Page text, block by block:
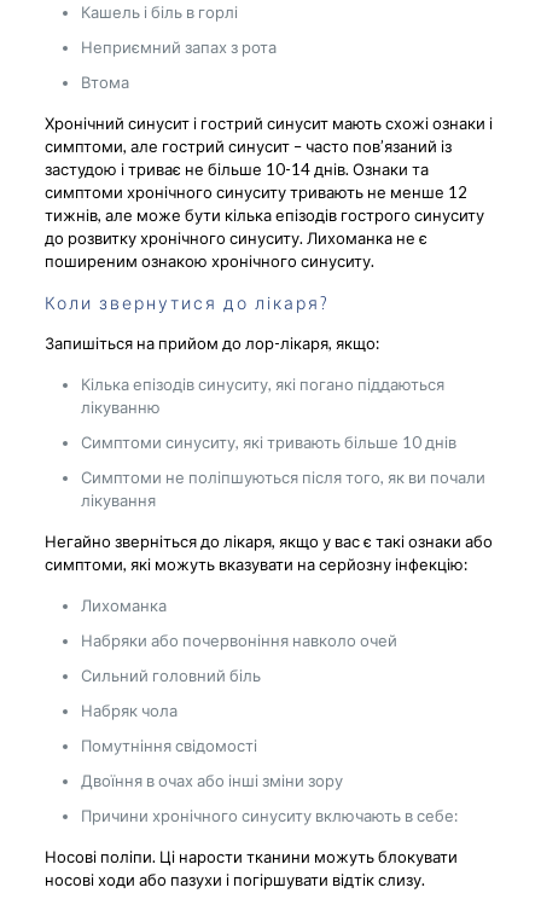
Кашель і біль в горлі
Неприємний запах з рота
Втома
Хронічний синусит і гострий синусит мають схожі ознаки і
симптоми, але гострий синусит – часто пов’язаний із
застудою і триває не більше 10-14 днів. Ознаки та
симптоми хронічного синуситу тривають не менше 12
тижнів, але може бути кілька епізодів гострого синуситу
до розвитку хронічного синуситу. Лихоманка не є
поширеним ознакою хронічного синуситу.
Коли звернутися до лікаря?
Запишіться на прийом до лор-лікаря, якщо:
Кілька епізодів синуситу, які погано піддаються
лікуванню
Симптоми синуситу, які тривають більше 10 днів
Симптоми не поліпшуються після того, як ви почали
лікування
Негайно зверніться до лікаря, якщо у вас є такі ознаки або
симптоми, які можуть вказувати на серйозну інфекцію:
Лихоманка
Набряки або почервоніння навколо очей
Сильний головний біль
Набряк чола
Помутніння свідомості
Двоїння в очах або інші зміни зору
Причини хронічного синуситу включають в себе:
Носові поліпи. Ці нарости тканини можуть блокувати
носові ходи або пазухи і погіршувати відтік слизу.